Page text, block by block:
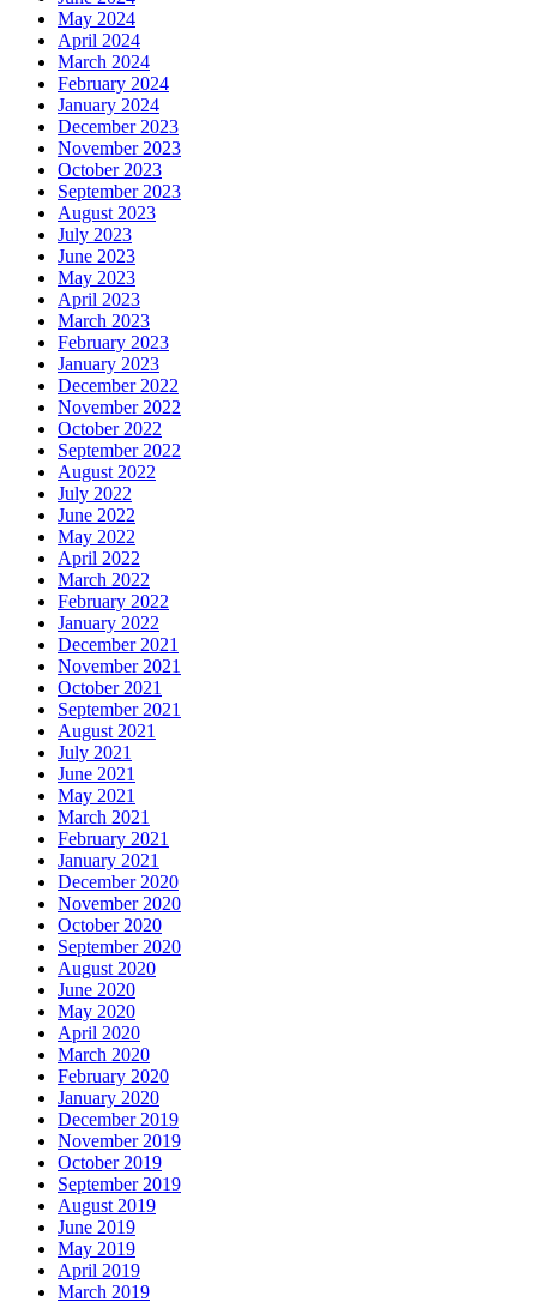
May 2024
April 2024
March 2024
February 2024
January 2024
December 2023
November 2023
October 2023
September 2023
August 2023
July 2023
June 2023
May 2023
April 2023
March 2023
February 2023
January 2023
December 2022
November 2022
October 2022
September 2022
August 2022
July 2022
June 2022
May 2022
April 2022
March 2022
February 2022
January 2022
December 2021
November 2021
October 2021
September 2021
August 2021
July 2021
June 2021
May 2021
March 2021
February 2021
January 2021
December 2020
November 2020
October 2020
September 2020
August 2020
June 2020
May 2020
April 2020
March 2020
February 2020
January 2020
December 2019
November 2019
October 2019
September 2019
August 2019
June 2019
May 2019
April 2019
March 2019